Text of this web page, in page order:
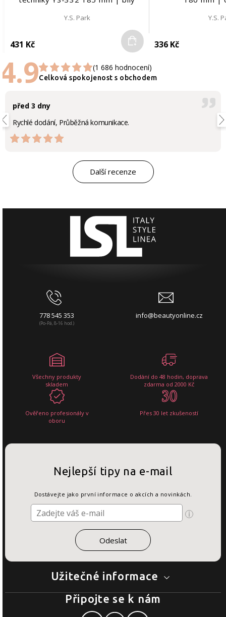
Y.S. Park
431 Kč Do košíku
Y.S.
336 Kč
4.9 (1 686 hodnocení)
Celková spokojenost s obchodem
před 3 dny
Rychlé dodání, Průběžná komunikace.
Další recenze
778 545 353
(Po-Pá, 8-16 hod.)
info@beautyonline.cz
Všechny produkty
skladem
Dodání do 48 hodin, doprava
zdarma od 2000 Kč
Ověřeno profesionály v
oboru
Přes 30 let zkušeností
Užitečné informace
Nejlepší tipy na e-mail
Dostávejte jako první informace o akcích a novinkách.
Připojte se k nám